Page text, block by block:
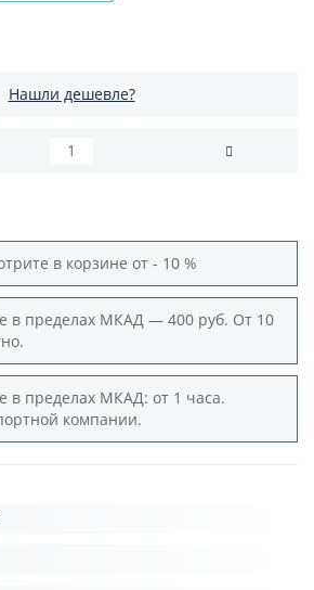
Нашли дешевле?
в корзине от - 10 %
в пределах МКАД — 400 руб. От 10
в пределах МКАД: от 1 часа.
компании.